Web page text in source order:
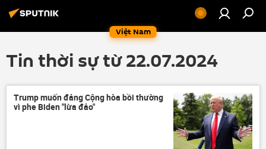
Việt Nam
Tin thời sự từ 22.07.2024
Trump muốn đảng Cộng hòa bồi thường
vì phe Biden "lừa đảo"